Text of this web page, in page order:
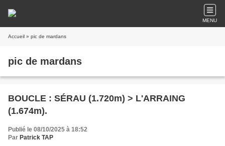
MENU
Accueil » pic de mardans
pic de mardans
BOUCLE : SÉRAU (1.720m) > L'ARRAING
(1.674m).
Publié le 08/10/2025 à 18:52
Par Patrick TAP